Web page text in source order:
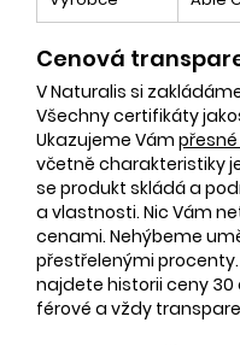
Cenová
V Naturalis si
Všechny certifikáty
Ukazujeme Vám
včetně charakteristiky
se produkt skládá a
a vlastnosti. Nic Vám
cenami. Nehýbeme
přestřelenými
najdete historii ceny 30
férové a vždy